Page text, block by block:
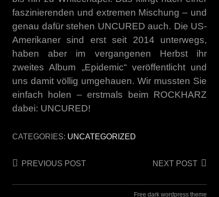
faszinierenden und extremen Mischung – und
genau dafür stehen UNCURED auch. Die US-
Amerikaner sind erst seit 2014 unterwegs,
haben aber im vergangenen Herbst ihr
zweites Album „Epidemic“ veröffentlicht und
uns damit völlig umgehauen. Wir mussten Sie
einfach holen – erstmals beim ROCKHARZ
dabei: UNCURED!
CATEGORIES: UNCATEGORIZED
Post
navigation
PREVIOUS POST NEXT POST
Free dark wordpress theme